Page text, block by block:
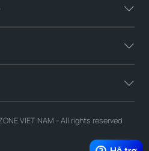
VIET NAM - All rights reserved